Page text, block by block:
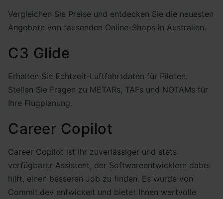
Vergleichen Sie Preise und entdecken Sie die neuesten
Angebote von tausenden Online-Shops in Australien.
C3 Glide
Erhalten Sie Echtzeit-Luftfahrtdaten für Piloten.
Stellen Sie Fragen zu METARs, TAFs und NOTAMs für
Ihre Flugplanung.
Career Copilot
Career Copilot ist Ihr zuverlässiger und stets
verfügbarer Assistent, der Softwareentwicklern dabei
hilft, einen besseren Job zu finden. Es wurde von
Commit.dev entwickelt und bietet Ihnen wertvolle